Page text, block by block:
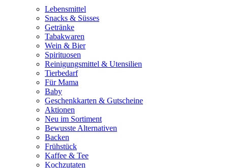
Lebensmittel
Snacks & Süsses
Getränke
Tabakwaren
Wein & Bier
Spirituosen
Reinigungsmittel & Utensilien
Tierbedarf
Für Mama
Baby
Geschenkkarten & Gutscheine
Aktionen
Neu im Sortiment
Bewusste Alternativen
Backen
Frühstück
Kaffee & Tee
Kochzutaten